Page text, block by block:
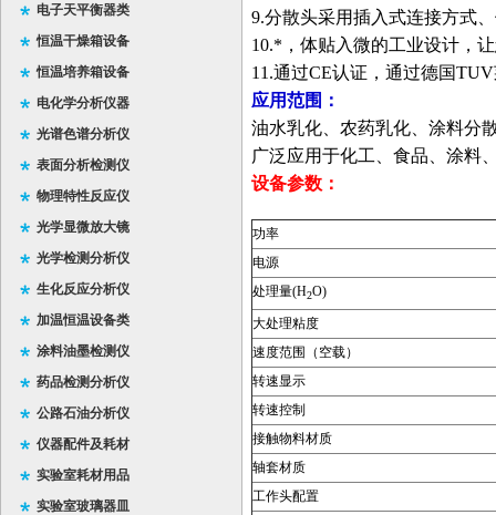
电子天平衡器类
恒温干燥箱设备
恒温培养箱设备
电化学分析仪器
光谱色谱分析仪
表面分析检测仪
物理特性反应仪
光学显微放大镜
光学检测分析仪
生化反应分析仪
加温恒温设备类
涂料油墨检测仪
药品检测分析仪
公路石油分析仪
仪器配件及耗材
实验室耗材用品
实验室玻璃器皿
9.分散头采用插入式连接方式
10.*，体贴入微的工业设计，
11.通过CE认证，通过德国
应用范围：
油水乳化、农药乳化、涂料分
广泛应用于化工、食品、涂料
设备参数：
功率
电源
处理量(H2O)
大处理粘度
速度范围（空载）
转速显示
转速控制
接触物料材质
轴套材质
工作头配置